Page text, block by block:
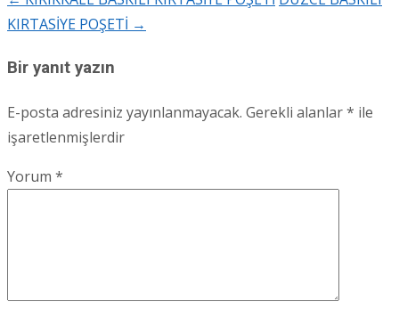
KIRTASİYE POŞETİ →
Bir yanıt yazın
E-posta adresiniz yayınlanmayacak. Gerekli alanlar* ile
işaretlenmişlerdir
Yorum *